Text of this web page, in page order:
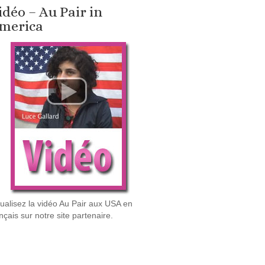
– Au Pair in
la vidéo Au Pair aux USA en
sur notre site partenaire.